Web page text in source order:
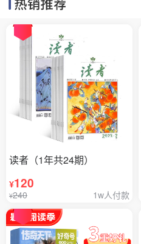
读者（1年共24期）
¥120
¥240 1w人付款